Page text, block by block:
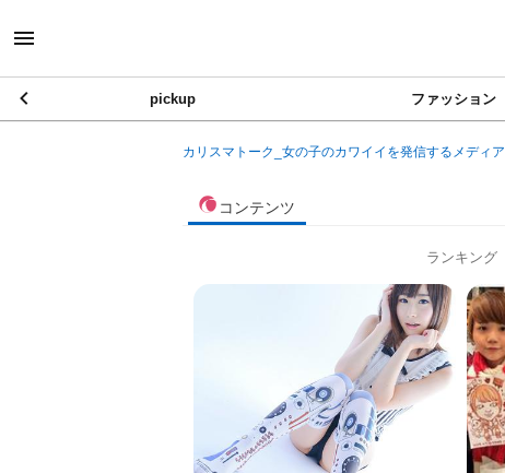
pickup ファッション
カリスマトーク_女の子のカワイイを発信するメディア
コンテンツ
ランキング